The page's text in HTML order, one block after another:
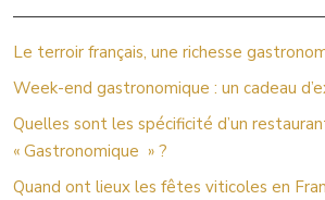
Le terroir français, une richesse
Week-end gastronomique : un cadeau
Quelles sont les spécificité d’un
« Gastronomique » ?
Quand ont lieux les fêtes viticoles en